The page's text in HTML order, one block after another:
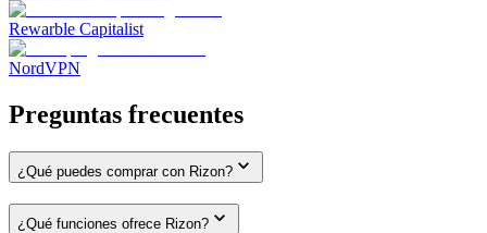
Rewarble Capitalist
NordVPN
Preguntas frecuentes
¿Qué puedes comprar con Rizon?
¿Qué funciones ofrece Rizon?